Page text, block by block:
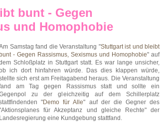
bunt - Gegen
und Homophobie
Samstag fand die Veranstaltung "Stuttgart ist und bleibt
bunt - Gegen Rassismus, Sexismus und Homophobie" auf
Schloßplatz in Stuttgart statt. Es war lange unsicher,
ich dort hinfahren würde. Das dies klappen würde,
sich erst am Freitagabend heraus. Die Veranstaltung
am Tag gegen Rassismus statt und sollte ein
zu der gleichzeitig auf dem Schillerplatz
"Demo für Alle" auf der die Gegner des
für Akzeptanz und gleiche Rechte" der
Landesregierung eine Kundgebung stattfand.